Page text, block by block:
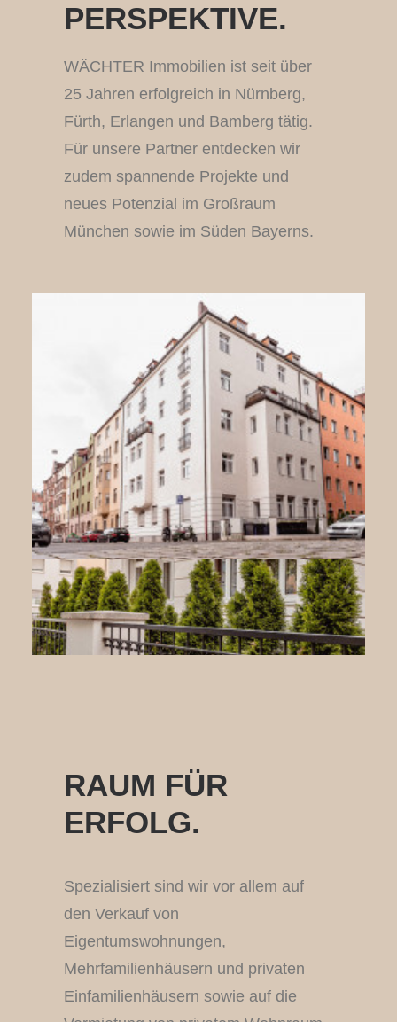
PERSPEKTIVE.
WÄCHTER Immobilien ist seit über
25 Jahren erfolgreich in Nürnberg,
Fürth, Erlangen und Bamberg tätig.
Für unsere Partner entdecken wir
zudem spannende Projekte und
neues Potenzial im Großraum
München sowie im Süden Bayerns.
RAUM FÜR
ERFOLG.
Spezialisiert sind wir vor allem auf
den Verkauf von
Eigentumswohnungen,
Mehrfamilienhäusern und privaten
Einfamilienhäusern sowie auf die